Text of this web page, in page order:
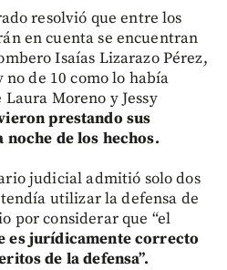
resolvió que entre los
en cuenta se encuentran
Isaías Lizarazo Pérez,
no de 10 como lo había
Moreno y Jessy
prestando sus
de los hechos.
judicial admitió solo dos
utilizar la defensa de
por considerar que “el
es jurídicamente correcto
de la defensa”.